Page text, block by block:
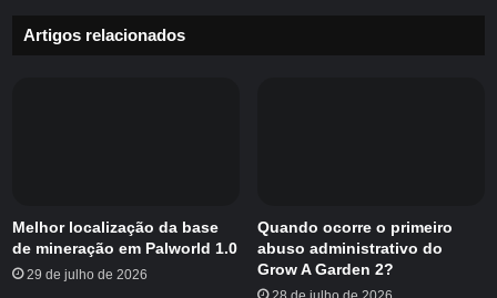
Artigos relacionados
Melhor localização da base
de mineração em Palworld 1.0
29 de julho de 2026
Quando ocorre o primeiro
abuso administrativo do
Grow A Garden 2?